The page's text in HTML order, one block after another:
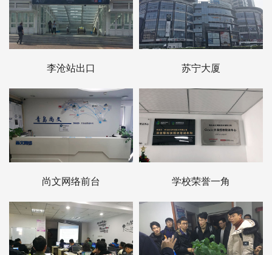
李沧站出口 苏宁大厦
尚文网络前台 学校荣誉一角